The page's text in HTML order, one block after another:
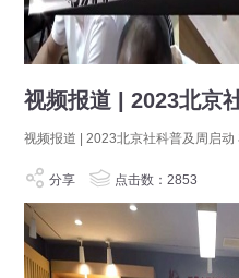
视频报道 | 2023北京社科普及周启动
分享 点击数：2853